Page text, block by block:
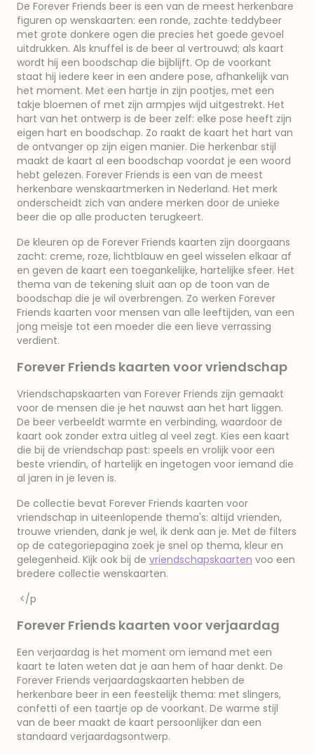
De Forever Friends beer is een van de meest herkenbare
figuren op wenskaarten: een ronde, zachte teddybeer
met grote donkere ogen die precies het goede gevoel
uitdrukken. Als knuffel is de beer al vertrouwd; als kaart
wordt hij een boodschap die bijblijft. Op de voorkant
staat hij iedere keer in een andere pose, afhankelijk van
het moment. Met een hartje in zijn pootjes, met een
takje bloemen of met zijn armpjes wijd uitgestrekt. Het
hart van het ontwerp is de beer zelf: elke pose heeft zijn
eigen hart en boodschap. Zo raakt de kaart het hart van
de ontvanger op zijn eigen manier. Die herkenbar stijl
maakt de kaart al een boodschap voordat je een woord
hebt gelezen. Forever Friends is een van de meest
herkenbare wenskaartmerken in Nederland. Het merk
onderscheidt zich van andere merken door de unieke
beer die op alle producten terugkeert.
De kleuren op de Forever Friends kaarten zijn doorgaans
zacht: creme, roze, lichtblauw en geel wisselen elkaar af
en geven de kaart een toegankelijke, hartelijke sfeer. Het
thema van de tekening sluit aan op de toon van de
boodschap die je wil overbrengen. Zo werken Forever
Friends kaarten voor mensen van alle leeftijden, van een
jong meisje tot een moeder die een lieve verrassing
verdient.
Forever Friends kaarten voor vriendschap
Vriendschapskaarten van Forever Friends zijn gemaakt
voor de mensen die je het nauwst aan het hart liggen.
De beer verbeeldt warmte en verbinding, waardoor de
kaart ook zonder extra uitleg al veel zegt. Kies een kaart
die bij de vriendschap past: speels en vrolijk voor een
beste vriendin, of hartelijk en ingetogen voor iemand die
al jaren in je leven is.
De collectie bevat Forever Friends kaarten voor
vriendschap in uiteenlopende thema's: altijd vrienden,
trouwe vrienden, dank je wel, ik denk aan je. Met de filters
op de categoriepagina zoek je snel op thema, kleur en
gelegenheid. Kijk ook bij de vriendschapskaarten voo een
bredere collectie wenskaarten.
</p
Forever Friends kaarten voor verjaardag
Een verjaardag is het moment om iemand met een
kaart te laten weten dat je aan hem of haar denkt. De
Forever Friends verjaardagskaarten hebben de
herkenbare beer in een feestelijk thema: met slingers,
confetti of een taartje op de voorkant. De warme stijl
van de beer maakt de kaart persoonlijker dan een
standaard verjaardagsontwerp.